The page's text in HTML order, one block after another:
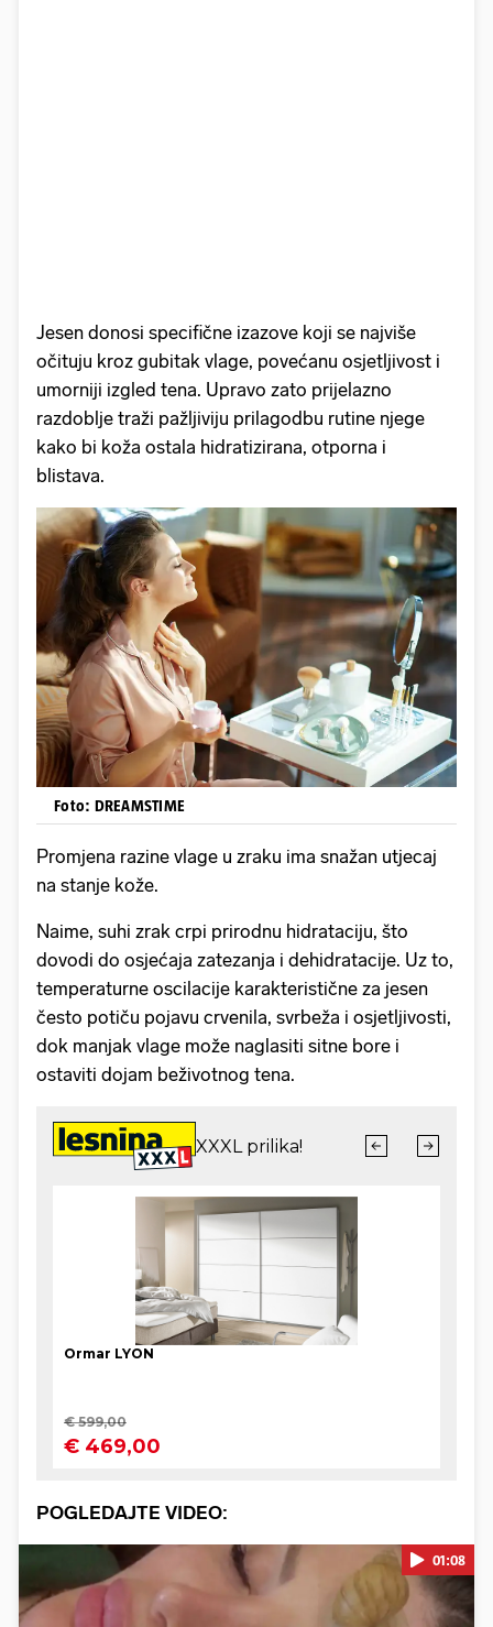
Jesen donosi specifične izazove koji se najviše
očituju kroz gubitak vlage, povećanu osjetljivost i
umorniji izgled tena. Upravo zato prijelazno
razdoblje traži pažljiviju prilagodbu rutine njege
kako bi koža ostala hidratizirana, otporna i
blistava.
Foto: DREAMSTIME
Promjena razine vlage u zraku ima snažan utjecaj
na stanje kože.
Naime, suhi zrak crpi prirodnu hidrataciju, što
dovodi do osjećaja zatezanja i dehidratacije. Uz to,
temperaturne oscilacije karakteristične za jesen
često potiču pojavu crvenila, svrbeža i osjetljivosti,
dok manjak vlage može naglasiti sitne bore i
ostaviti dojam beživotnog tena.
POGLEDAJTE VIDEO:
01:08